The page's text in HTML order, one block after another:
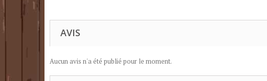
AVIS
Aucun avis n'a été publié pour le moment.